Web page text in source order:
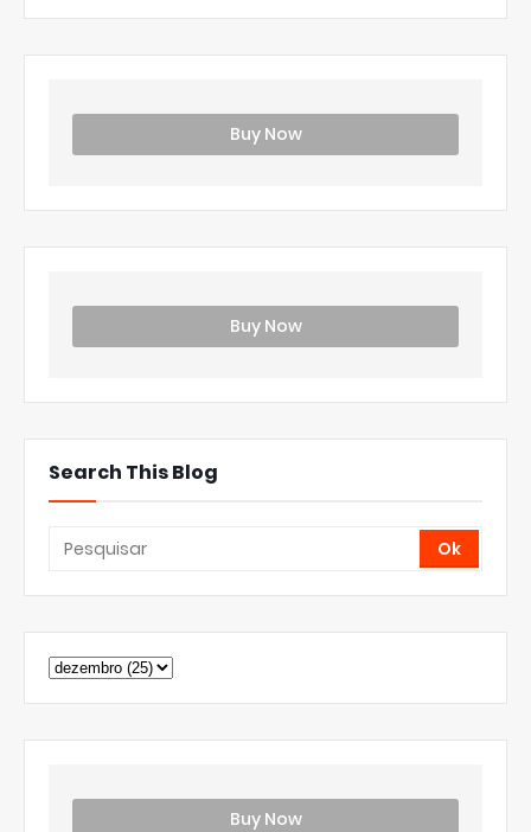
Buy Now
Buy Now
Search This Blog
Buy Now